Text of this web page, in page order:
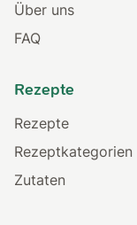
Über uns
FAQ
Rezepte
Rezepte
Rezeptkategorien
Zutaten